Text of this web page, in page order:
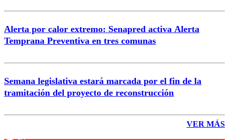
Alerta por calor extremo: Senapred activa Alerta
Temprana Preventiva en tres comunas
Semana legislativa estará marcada por el fin de la
tramitación del proyecto de reconstrucción
VER MÁS